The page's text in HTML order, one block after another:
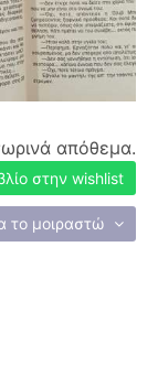
απόθεμα.
στην wishlist
το μοιραστώ